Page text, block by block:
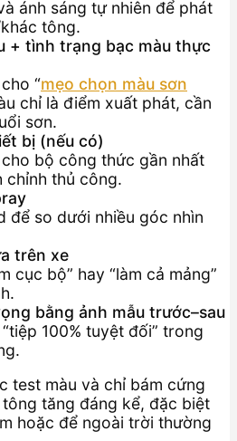
ánh sáng tự nhiên để phát
tông.
+ tình trạng bạc màu thực
“mẹo chọn màu sơn
chỉ là điểm xuất phát, cần
sơn.
bị (nếu có)
bộ công thức gần nhất
thủ công.
để so dưới nhiều góc nhìn
trên xe
cục bộ” hay “làm cả mảng”
bằng ảnh mẫu trước–sau
100% tuyệt đối” trong
test màu và chỉ bám cứng
tăng đáng kể, đặc biệt
hoặc để ngoài trời thường